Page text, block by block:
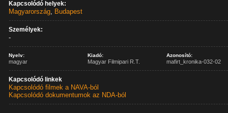
Kapcsolódó helyek:
Magyarország, Budapest
Személyek:
-
Nyelv:
magyar
Kiadó:
Magyar Filmipari R.T.
Azonosító:
mafirt_kronika-032-02
Kapcsolódó linkek
Kapcsolódó filmek a NAVA-ból
Kapcsolódó dokumentumok az NDA-ból